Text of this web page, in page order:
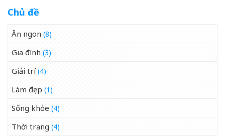
Chủ đề
Ăn ngon (8)
Gia đình (3)
Giải trí(4)
Làm đẹp (1)
Sống khỏe (4)
Thời trang (4)